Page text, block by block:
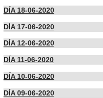
DÍA 18-06-2020
DÍA 17-06-2020
DÍA 12-06-2020
DÍA 11-06-2020
DÍA 10-06-2020
DÍA 09-06-2020